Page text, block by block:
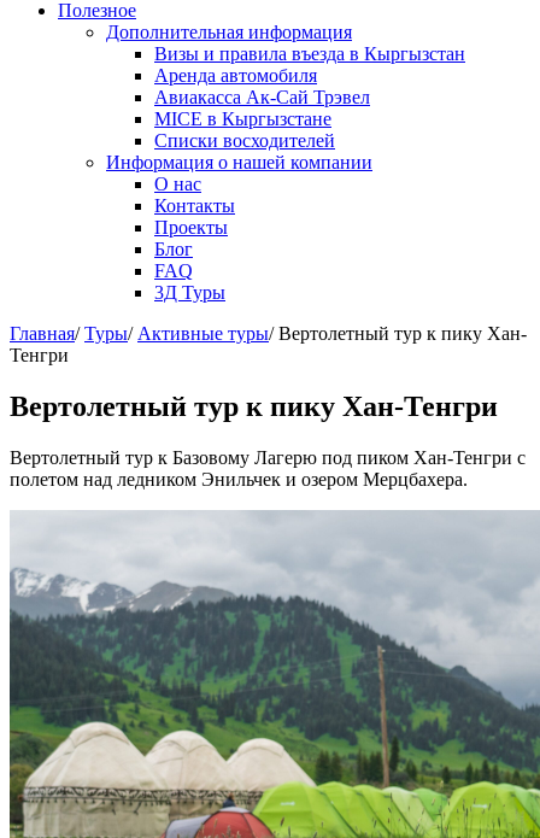
Полезное
Дополнительная информация
Визы и правила въезда в Кыргызстан
Аренда автомобиля
Авиакасса Ак-Сай Трэвел
MICE в Кыргызстане
Списки восходителей
Информация о нашей компании
О нас
Контакты
Проекты
Блог
FAQ
3Д Туры
Главная/ Туры/ Активные туры/ Вертолетный тур к пику Хан-
Тенгри
Вертолетный тур к пику Хан-Тенгри
Вертолетный тур к Базовому Лагерю под пиком Хан-Тенгри с
полетом над ледником Энильчек и озером Мерцбахера.